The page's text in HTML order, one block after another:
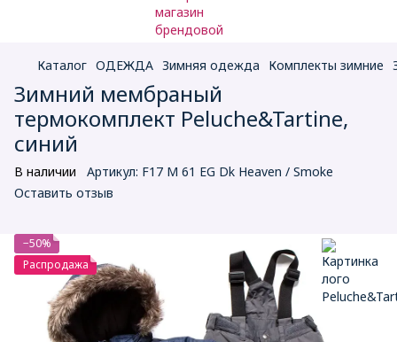
Каталог ОДЕЖДА Зимняя одежда Комплекты зимние
Зимний мембраный
термокомплект Peluche&Tartine,
синий
В наличии Артикул: F17 M 61 EG Dk Heaven / Smoke
Оставить отзыв
−50%
Распродажа